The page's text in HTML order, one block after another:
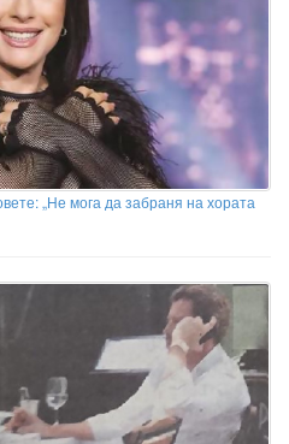
„Не мога да забраня на хората